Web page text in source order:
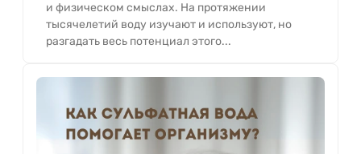
и физическом смыслах. На протяжении
тысячелетий воду изучают и используют, но
разгадать весь потенциал этого...